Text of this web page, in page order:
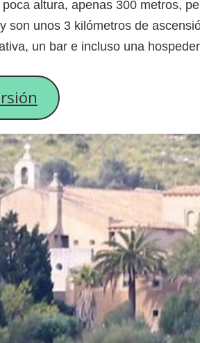
altura, apenas 300 metros,
son unos 3 kilómetros de
un bar e incluso una